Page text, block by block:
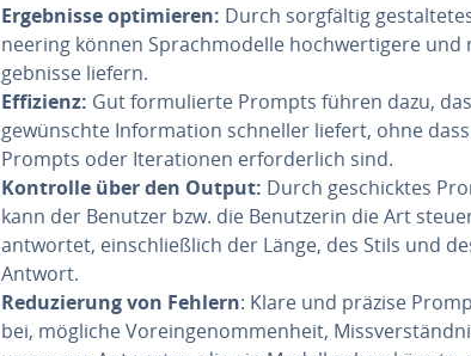
Er­geb­nis­se op­ti­mie­ren: Durch sorg­fäl­tig
nee­ring können Sprach­mo­del­le hoch­wer­ti­ge­re
geb­nis­se liefern.
Effizienz: Gut for­mu­lier­te Prompts führen dazu,
ge­wünsch­te In­for­ma­ti­on schneller liefert, ohne
Prompts oder Ite­ra­tio­nen er­for­der­lich sind.
Kontrolle über den Output: Durch ge­schick­tes
kann der Benutzer bzw. die Be­nut­ze­rin die Art
antwortet, ein­schließ­lich der Länge, des Stils und
Antwort.
Re­du­zie­rung von Fehlern: Klare und präzise
bei, mögliche Vor­ein­ge­nom­men­heit,